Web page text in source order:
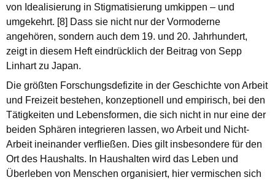
von Idealisierung in Stigmatisierung umkippen – und
umgekehrt. [8] Dass sie nicht nur der Vormoderne
angehören, sondern auch dem 19. und 20. Jahrhundert,
zeigt in diesem Heft eindrücklich der Beitrag von Sepp
Linhart zu Japan.
Die größten Forschungsdefizite in der Geschichte von Arbeit
und Freizeit bestehen, konzeptionell und empirisch, bei den
Tätigkeiten und Lebensformen, die sich nicht in nur eine der
beiden Sphären integrieren lassen, wo Arbeit und Nicht-
Arbeit ineinander verfließen. Dies gilt insbesondere für den
Ort des Haushalts. In Haushalten wird das Leben und
Überleben von Menschen organisiert, hier vermischen sich